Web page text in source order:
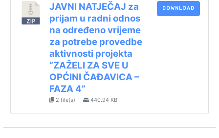
JAVNI NATJEČAJ za
prijam u radni odnos
na određeno vrijeme
za potrebe provedbe
aktivnosti projekta
“ZAŽELI ZA SVE U
OPĆINI ČAĐAVICA –
FAZA 4”
2 file(s) 440.94 KB
DOWNLOAD